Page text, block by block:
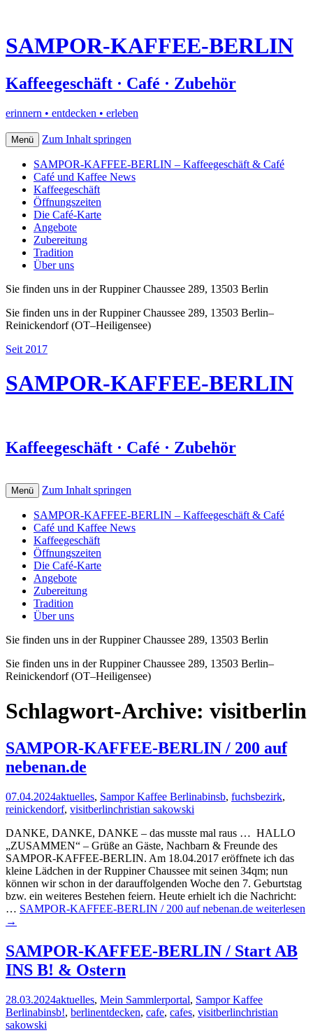
SAMPOR-KAFFEE-BERLIN
Kaffeegeschäft · Café · Zubehör
erinnern • entdecken • erleben
Menü Zum Inhalt springen
SAMPOR-KAFFEE-BERLIN – Kaffeegeschäft & Café
Café und Kaffee News
Kaffeegeschäft
Öffnungszeiten
Die Café-Karte
Angebote
Zubereitung
Tradition
Über uns
Sie finden uns in der Ruppiner Chaussee 289, 13503 Berlin
Sie finden uns in der Ruppiner Chaussee 289, 13503 Berlin–
Reinickendorf (OT–Heiligensee)
Seit 2017
SAMPOR-KAFFEE-BERLIN
Kaffeegeschäft · Café · Zubehör
Menü Zum Inhalt springen
SAMPOR-KAFFEE-BERLIN – Kaffeegeschäft & Café
Café und Kaffee News
Kaffeegeschäft
Öffnungszeiten
Die Café-Karte
Angebote
Zubereitung
Tradition
Über uns
Sie finden uns in der Ruppiner Chaussee 289, 13503 Berlin
Sie finden uns in der Ruppiner Chaussee 289, 13503 Berlin–
Reinickendorf (OT–Heiligensee)
Schlagwort-Archive: visitberlin
SAMPOR-KAFFEE-BERLIN / 200 auf
nebenan.de
07.04.2024aktuelles, Sampor Kaffee Berlinabinsb, fuchsbezirk,
reinickendorf, visitberlinchristian sakowski
DANKE, DANKE, DANKE – das musste mal raus … HALLO
„ZUSAMMEN“ – Grüße an Gäste, Nachbarn & Freunde des
SAMPOR-KAFFEE-BERLIN. Am 18.04.2017 eröffnete ich das
kleine Lädchen in der Ruppiner Chaussee mit seinen 34qm; nun
können wir schon in der darauffolgenden Woche den 7. Geburtstag
bzw. ein weiteres Bestehen feiern. Heute erhielt ich die Nachricht:
… SAMPOR-KAFFEE-BERLIN / 200 auf nebenan.de weiterlesen
→
SAMPOR-KAFFEE-BERLIN / Start AB
INS B! & Ostern
28.03.2024aktuelles, Mein Sammlerportal, Sampor Kaffee
Berlinabinsb!, berlinentdecken, cafe, cafes, visitberlinchristian
sakowski